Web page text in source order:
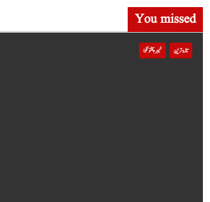
You missed
تازہ ترین خیبر پختونخوا